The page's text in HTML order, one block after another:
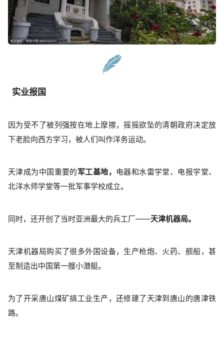
实业报国
因为受不了被列强按在地上摩擦，摇摇欲坠的清朝政府决定放
下老脸向西方学习，被人们叫作洋务运动。
天津成为中国重要的军工基地， 电器和水雷学堂、电报学堂、
北洋水师学堂等一批军事学校成立。
同时，还开创了当时亚洲最大的兵工厂——天津机器局。
天津机器局购买了很多外国设备，生产枪炮、火药、舰船，甚
至制造出中国第一艘小潜艇。
为了开采唐山煤矿搞工业生产，还修建了天津到唐山的唐津铁
路。